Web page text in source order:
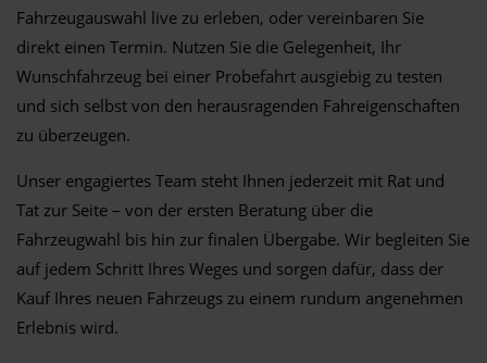
Fahrzeugauswahl live zu erleben, oder vereinbaren Sie
direkt einen Termin. Nutzen Sie die Gelegenheit, Ihr
Wunschfahrzeug bei einer Probefahrt ausgiebig zu testen
und sich selbst von den herausragenden Fahreigenschaften
zu überzeugen.
Unser engagiertes Team steht Ihnen jederzeit mit Rat und
Tat zur Seite – von der ersten Beratung über die
Fahrzeugwahl bis hin zur finalen Übergabe. Wir begleiten Sie
auf jedem Schritt Ihres Weges und sorgen dafür, dass der
Kauf Ihres neuen Fahrzeugs zu einem rundum angenehmen
Erlebnis wird.